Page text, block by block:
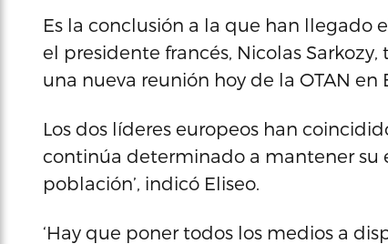
Es la conclusión a la que han llegado
el presidente francés, Nicolas
una nueva reunión hoy de la OTAN
Los dos líderes europeos han
continúa determinado a mantener su
población’, indicó Eliseo.
‘Hay que poner todos los medios a